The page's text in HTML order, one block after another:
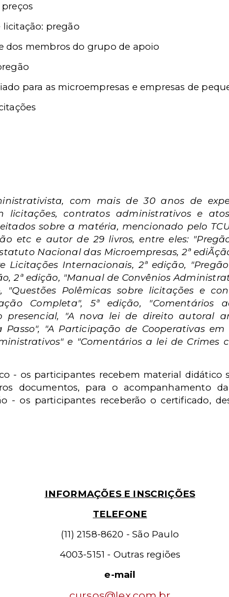
pregão
dos membros do grupo de apoio
para as microempresas e empresas de
com mais de 30 anos de
licitações, contratos administrativos e
sobre a matéria, mencionado pelo
etc e autor de 29 livros, entre eles:
Nacional das Microempresas, 2ª
Licitações Internacionais, 2ª edição,
2ª edição, "Manual de Convênios
"Questões Polêmicas sobre licitações e
Completa", 5ª edição, "Comentários
presencial, "A nova lei de direito autoral
"A Participação de Cooperativas em
e "Comentários a lei de Crimes
- os participantes recebem material didático
documentos, para o acompanhamento
- os participantes receberão o certificado,
INFORMAÇÕES E INSCRIÇÕES
TELEFONE
(11) 2158-8620 - São Paulo
4003-5151 - Outras regiões
e-mail